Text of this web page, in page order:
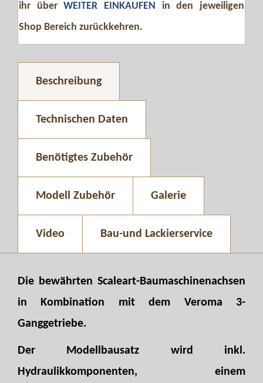
ihr überWEITER EINKAUFEN in den jeweiligen
Shop Bereich zurückkehren.
Beschreibung
Technischen Daten
Benötigtes Zubehör
Modell Zubehör Galerie
Video Bau-und Lackierservice
Die bewährten Scaleart-Baumaschinenachsen
in Kombination mit dem Veroma 3-
Ganggetriebe.
Der Modellbausatz wird inkl.
Hydraulikkomponenten, einem